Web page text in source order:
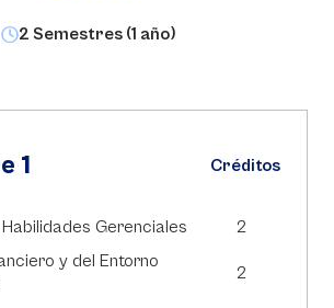
2 Semestres (1 año)
1 Créditos
Gerenciales
2
y del Entorno
2